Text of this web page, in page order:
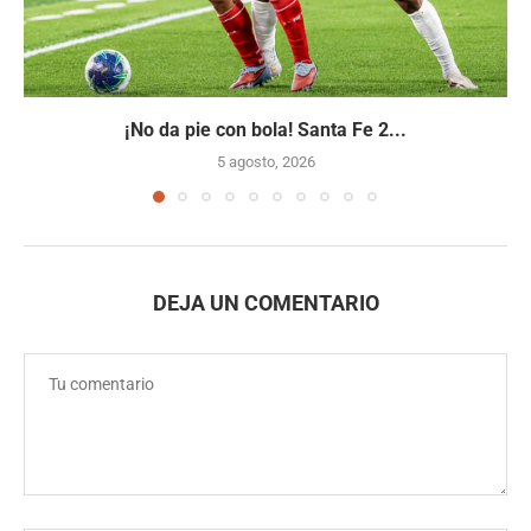
¡No da pie con bola! Santa Fe 2...
5 agosto, 2026
DEJA UN COMENTARIO